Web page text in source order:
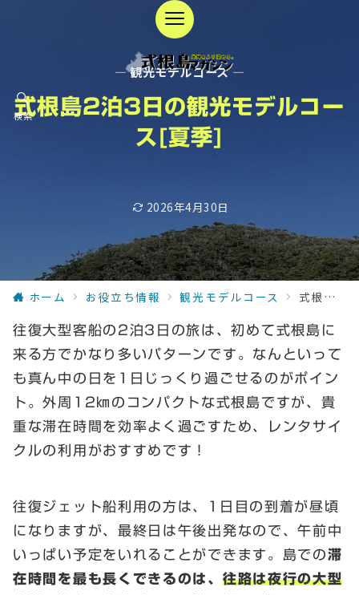
検索
— 観光モデルコース —
式根島2泊3日の観光モデルコー
ス[夏季]
2026年4月30日
ホーム お役立ち情報 観光モデルコース 式根島2泊3日の観光モデルコース[夏季]
往復大型客船の2泊3日の旅は、初めて式根島に
来る方でかなり多いパターンです。なんといって
も真ん中の日を1日じっくり過ごせるのがポイン
ト。外周12㎞のコンパクトな式根島ですが、貴
重な滞在時間を効率よく過ごすため、レンタサイ
クルの利用がおすすめです！
往復ジェット船利用の方は、1日目の到着が昼頃
になりますが、最終日は午後出発なので、午前中
いっぱい予定をいれることができます。島での滞
在時間を最も長くできるのは、 往路は夜行の大型